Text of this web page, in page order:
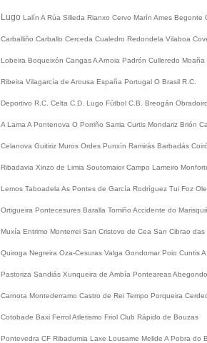
Lugo Lalín A Rúa Silleda Rianxo Cervo Marín Ames Begonte
Carballiño Carballo Cerceda Cualedro Redondela Vilaboa
Lobeira Boqueixón CangasA Arnoia Padrón Culleredo Moaña
Ribeira Vilagarcía de Arousa España Portugal O Brasil R.C.
Deportivo R.C. Celta C.D. Lugo Fútbol C.B. Breogán
A Lama A Pontenova O Porriño Sarria Curtis Mondariz Brión
Celanova Guitiriz Muros Ordes Punxín Ramirás Barbadás
Ribadavia Xinzo de Limia Soutomaior Campo Lameiro
Lemos Taboadela As Pontes de García Rodríguez Tui Foz
Ortigueira Pontecesures Baralla Tomiño Accidente do
Muxía Entrimo Monterrei San Cristovo de Cea San Cibrao das
Quiroga Negreira Oza-Cesuras Valga Gondomar Poio CuntisA
Pastoriza Sandiás Xunqueira de Ambía PonteareasAbegondo
Carnota Montederramo Castro de Rei Tempo Porqueira
Cotobade Baxi FerrolAtletismo Friol Club Rápido de Bouzas
Pontevedra CF Ribadumia Laxe Lousame Melide A Pobra do